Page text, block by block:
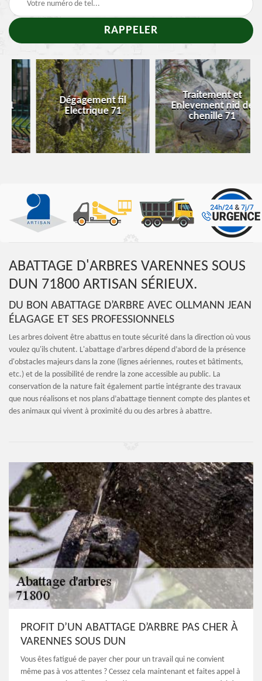
Dégagement fil
Electrique 71
Traitement et
Enlevement nid de
chenille 71
ABATTAGE D'ARBRES VARENNES SOUS
DUN 71800 ARTISAN SÉRIEUX.
DU BON ABATTAGE D’ARBRE AVEC OLLMANN JEAN
ÉLAGAGE ET SES PROFESSIONNELS
Les arbres doivent être abattus en toute sécurité dans la direction où vous
voulez qu'ils chutent. L'abattage d’arbres dépend d’abord de la présence
d'obstacles majeurs dans la zone (lignes aériennes, routes et bâtiments,
etc.) et de la possibilité de rendre la zone accessible au public. La
conservation de la nature fait également partie intégrante des travaux
que nous réalisons et nos plans d’abattage tiennent compte des plantes et
des animaux qui vivent à proximité du ou des arbres à abattre.
PROFIT D’UN ABATTAGE D’ARBRE PAS CHER À
VARENNES SOUS DUN
Vous êtes fatigué de payer cher pour un travail qui ne convient
même pas à vos attentes ? Cessez cela maintenant et faites appel à